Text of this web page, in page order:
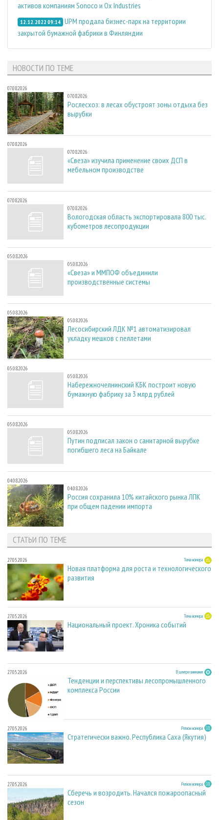
активов компаниям Sonoco и Ox Industries
12.12.2022 09:14 UPM продала бизнес-парк на территории
закрытой бумажной фабрики в Финляндии
НОВОСТИ ПО ТЕМЕ
07.08.2026
07.08.2026
Рослесхоз: в лесах обустроят зоны отдыха без
вырубки
07.08.2026
07.08.2026
«Свеза» изучила применение своих ДСП в
мебельном производстве
07.08.2026
07.08.2026
Вологодская область экспортировала 800 тыс.
кубометров лесопродукции
05.08.2026
05.08.2026
«Свеза» и ММПОФ объединили
производственные системы
05.08.2026
05.08.2026
Лесосибирский ЛДК №1 автоматизировал
укладку мешков с пеллетами
05.08.2026
05.08.2026
Набережночелнинский КБК построит новую
бумажную фабрику за 3 млрд рублей
05.08.2026
05.08.2026
Путин подписал закон о санитарной вырубке
погибшего леса на Байкале
04.08.2026
04.08.2026
Россия сохранила 10% китайского рынка ЛПК
при общем падении импорта
СТАТЬИ ПО ТЕМЕ
27.05.2026 Тема номера
Новая платформа для роста и технологического
развития
27.05.2026 Тема номера
Национальный проект. Хроника событий
27.05.2026 В центре внимания
Тенденции и перспективы лесопромышленного
комплекса России
27.05.2026 Регион номера
Стратегически важно. Республика Саха (Якутия)
27.05.2026 Регион номера
Сберечь и возродить. Начался пожароопасный
сезон